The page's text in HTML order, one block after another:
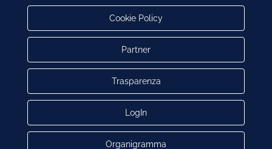
Cookie Policy
Partner
Trasparenza
LogIn
Organigramma